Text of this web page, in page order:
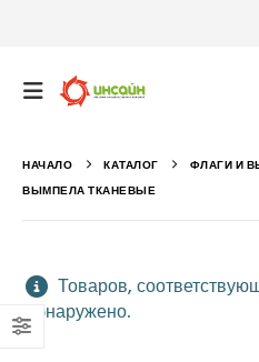
НАЧАЛО КАТАЛОГ ФЛАГИ И
ВЫМПЕЛА ТКАНЕВЫЕ
Товаров,
обнаружено.